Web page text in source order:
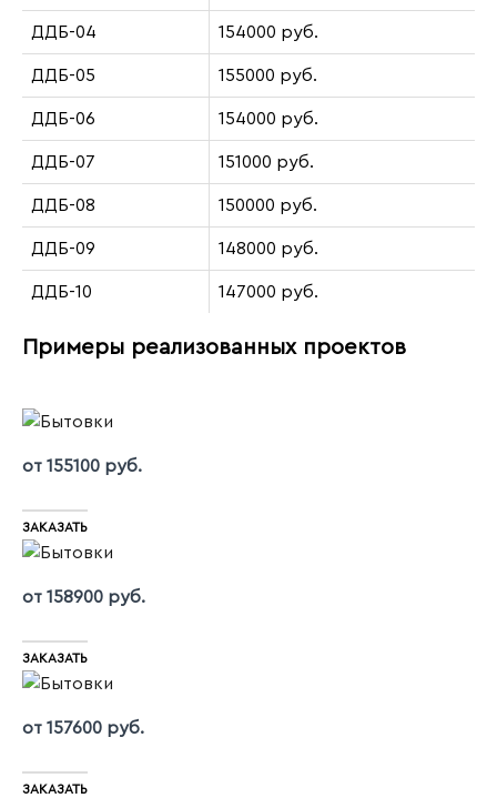
ДДБ-04 154000 руб.
ДДБ-05 155000 руб.
ДДБ-06 154000 руб.
ДДБ-07 151000 руб.
ДДБ-08 150000 руб.
ДДБ-09 148000 руб.
ДДБ-10 147000 руб.
Примеры реализованных проектов
от 155100 руб.
ЗАКАЗАТЬ
от 158900 руб.
ЗАКАЗАТЬ
от 157600 руб.
ЗАКАЗАТЬ